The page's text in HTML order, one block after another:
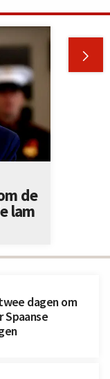
dagen om
Spaanse

de
lam